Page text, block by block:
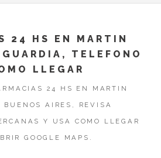
24 HS EN MARTIN
TELEFONO
LLEGAR
24 HS EN MARTIN
BUENOS AIRES, REVISA
Y USA COMO LLEGAR
GOOGLE MAPS.